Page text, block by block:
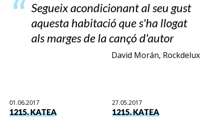
Segueix acondicionant al seu gust
aquesta habitació que s'ha llogat
als marges de la cançó d'autor
David Morán, Rockdelux
01.06.2017
1215. KATEA
27.05.2017
1215. KATEA